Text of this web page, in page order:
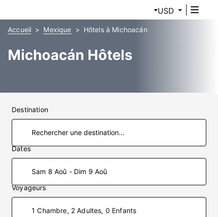
USD
Accueil Mexique Hôtels à Michoacán
Michoacán Hôtels
Destination
Dates
Sam 8 Aoû - Dim 9 Aoû
Voyageurs
1 Chambre, 2 Adultes, 0 Enfants